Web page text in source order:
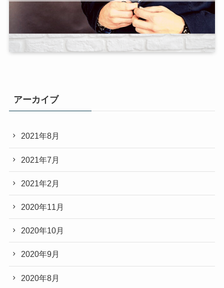
アーカイブ
2021年8月
2021年7月
2021年2月
2020年11月
2020年10月
2020年9月
2020年8月